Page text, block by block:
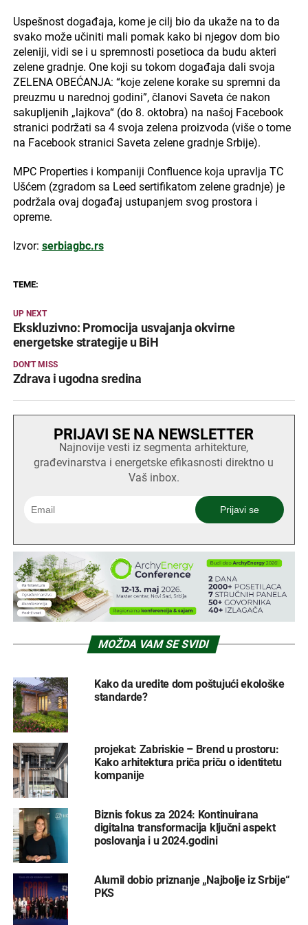
Uspešnost događaja, kome je cilj bio da ukaže na to da
svako može učiniti mali pomak kako bi njegov dom bio
zeleniji, vidi se i u spremnosti posetioca da budu akteri
zelene gradnje. One koji su tokom događaja dali svoja
ZELENA OBEĆANJA: “koje zelene korake su spremni da
preuzmu u narednoj godini”, članovi Saveta će nakon
sakupljenih „lajkova“ (do 8. oktobra) na našoj Facebook
stranici podržati sa 4 svoja zelena proizvoda (više o tome
na Facebook stranici Saveta zelene gradnje Srbije).
MPC Properties i kompaniji Confluence koja upravlja TC
Ušćem (zgradom sa Leed sertifikatom zelene gradnje) je
podržala ovaj događaj ustupanjem svog prostora i
opreme.
Izvor: serbiagbc.rs
TEME:
UP NEXT
Ekskluzivno: Promocija usvajanja okvirne
energetske strategije u BiH
DON'T MISS
Zdrava i ugodna sredina
PRIJAVI SE NA NEWSLETTER
Najnovije vesti iz segmenta arhitekture,
građevinarstva i energetske efikasnosti direktno u
Vaš inbox.
MOŽDA VAM SE SVIDI
Kako da uredite dom poštujući ekološke
standarde?
projekat: Zabriskie – Brend u prostoru:
Kako arhitektura priča priču o identitetu
kompanije
Biznis fokus za 2024: Kontinuirana
digitalna transformacija ključni aspekt
poslovanja i u 2024.godini
Alumil dobio priznanje „Najbolje iz Srbije“
PKS